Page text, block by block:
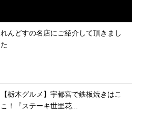
れんどすの名店にご紹介して頂きまし
た
【栃木グルメ】宇都宮で鉄板焼きはこ
こ！『ステーキ世里花...